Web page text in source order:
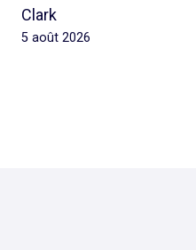
Clark
5 août 2026